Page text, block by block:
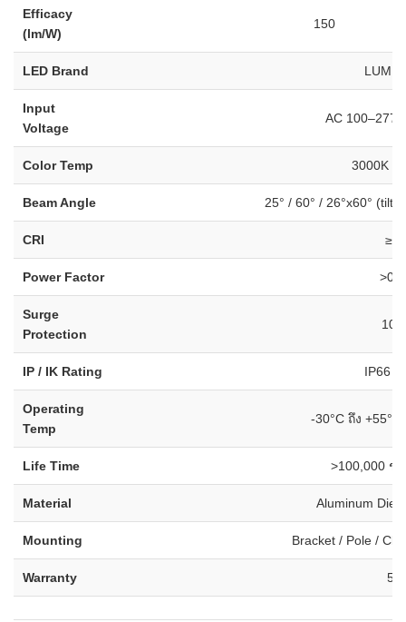
Efficacy
(lm/W)
150
LED Brand
Input
Voltage
AC
Color Temp 3000K –
Beam Angle 25° / 60° / 26°x60°
CRI ≥70
Power Factor
Surge
Protection
IP / IK Rating IP66 /
Operating
Temp
-30°C ถึง
Life Time >100,000 ชั่
Material Aluminum Die-
Mounting Bracket / Pole /
Warranty 5 ปี